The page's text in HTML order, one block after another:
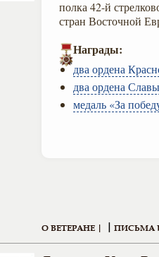
полка 42-й
стран Восточной
Награды:
два ордена
два ордена
медаль «За
О ВЕТЕРАНЕ | | ПИСЬМА